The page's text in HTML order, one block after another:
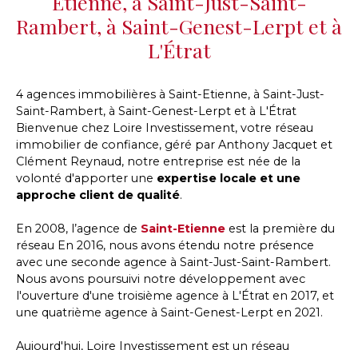
Rambert, à Saint-Genest-Lerpt et à
L'Étrat
4 agences immobilières à Saint-Etienne, à Saint-Just-
Saint-Rambert, à Saint-Genest-Lerpt et à L'Étrat
Bienvenue chez Loire Investissement, votre réseau
immobilier de confiance, géré par Anthony Jacquet et
Clément Reynaud, notre entreprise est née de la
volonté d'apporter une expertise locale et une
approche client de qualité.
En 2008, l’agence de Saint-Etienne est la première du
réseau En 2016, nous avons étendu notre présence
avec une seconde agence à Saint-Just-Saint-Rambert.
Nous avons poursuivi notre développement avec
l'ouverture d'une troisième agence à L'Étrat en 2017, et
une quatrième agence à Saint-Genest-Lerpt en 2021.
Aujourd'hui, Loire Investissement est un réseau